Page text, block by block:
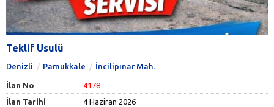
Teklif Usulü
Denizli Pamukkale İncilipınar Mah.
İlan No
4178
İlan Tarihi
4 Haziran 2026